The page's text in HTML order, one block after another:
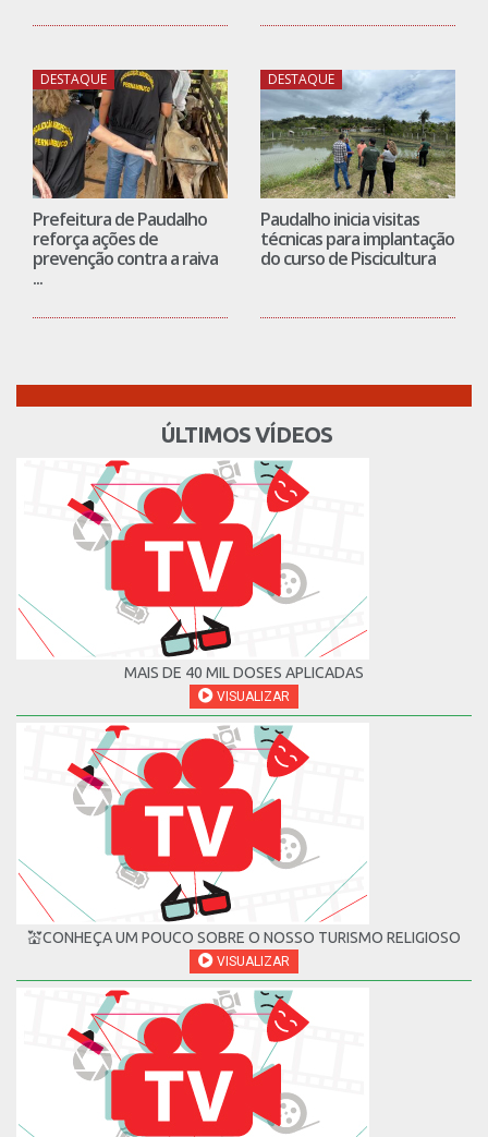
DESTAQUE
Prefeitura de Paudalho
reforça ações de
prevenção contra a raiva
...
DESTAQUE
Paudalho inicia visitas
técnicas para implantação
do curso de Piscicultura
ÚLTIMOS VÍDEOS
MAIS DE 40 MIL DOSES APLICADAS
VISUALIZAR
💒CONHEÇA UM POUCO SOBRE O NOSSO TURISMO RELIGIOSO
VISUALIZAR